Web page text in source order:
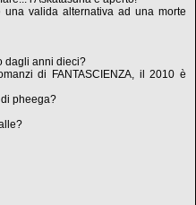
una valida alternativa ad una morte
dagli anni dieci?
di FANTASCIENZA, il 2010 è
pheega?